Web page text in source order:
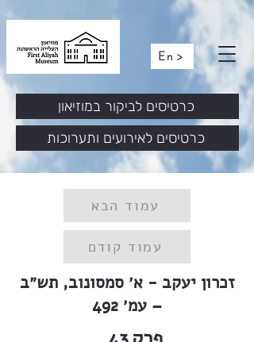
En >
כרטיסים לאירועים ותערוכות
כרטיסים לביקור במוזיאון
עמוד הבא
עמוד קודם
זכרון יעקב - א׳ סמסונוב, תש״ב
– עמ׳ 492